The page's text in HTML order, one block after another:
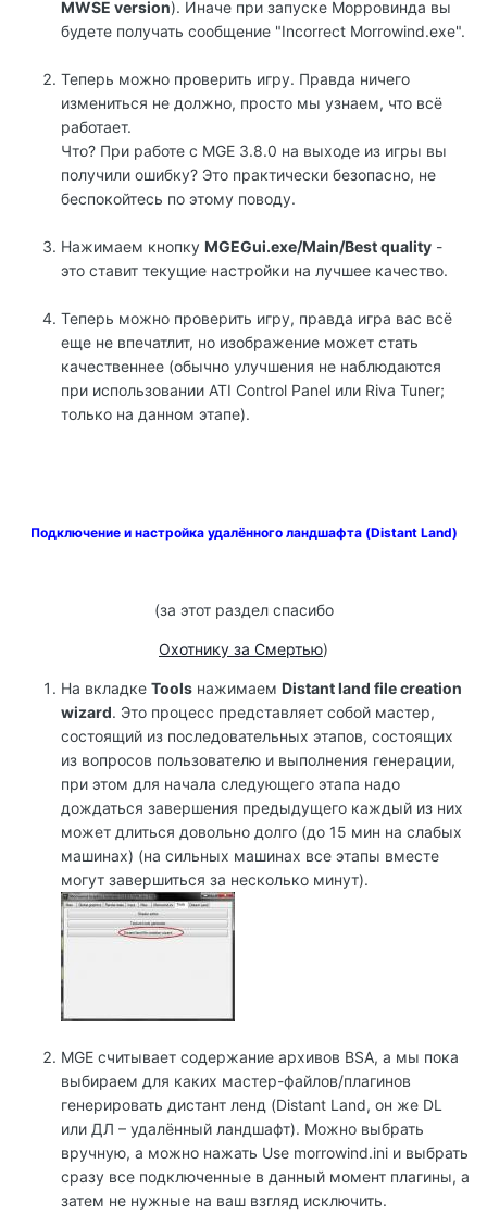
MWSE version). Иначе при запуске Морровинда вы
будете получать сообщение "Incorrect Morrowind.exe".
Теперь можно проверить игру. Правда ничего
измениться не должно, просто мы узнаем, что всё
работает.
Что? При работе с MGE 3.8.0 на выходе из игры вы
получили ошибку? Это практически безопасно, не
беспокойтесь по этому поводу.
Нажимаем кнопку MGEGui.exe/Main/Best quality -
это ставит текущие настройки на лучшее качество.
Теперь можно проверить игру, правда игра вас всё
еще не впечатлит, но изображение может стать
качественнее (обычно улучшения не наблюдаются
при использовании ATI Control Panel или Riva Tuner;
только на данном этапе).
Подключение и настройка удалённого ландшафта (Distant Land)
(за этот раздел спасибо
Охотнику за Смертью)
На вкладке Tools нажимаем Distant land file creation
wizard. Это процесс представляет собой мастер,
состоящий из последовательных этапов, состоящих
из вопросов пользователю и выполнения генерации,
при этом для начала следующего этапа надо
дождаться завершения предыдущего каждый из них
может длиться довольно долго (до 15 мин на слабых
машинах) (на сильных машинах все этапы вместе
могут завершиться за несколько минут).
MGE считывает содержание архивов BSA, а мы пока
выбираем для каких мастер-файлов/плагинов
генерировать дистант ленд (Distant Land, он же DL
или ДЛ – удалённый ландшафт). Можно выбрать
вручную, а можно нажать Use morrowind.ini и выбрать
сразу все подключенные в данный момент плагины, а
затем не нужные на ваш взгляд исключить.